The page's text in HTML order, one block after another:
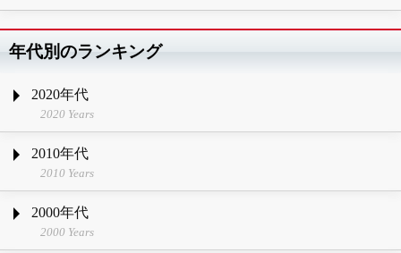
年代別のランキング
2020年代
2020 Years
2010年代
2010 Years
2000年代
2000 Years